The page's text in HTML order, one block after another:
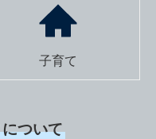
子育て
について